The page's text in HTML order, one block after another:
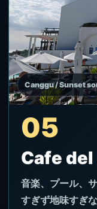
Canggu / Sunset
05
Cafe
音楽、プール、
すぎず地味すぎ